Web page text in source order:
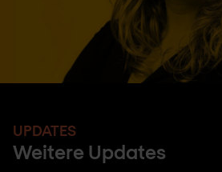
UPDATES
Weitere Updates